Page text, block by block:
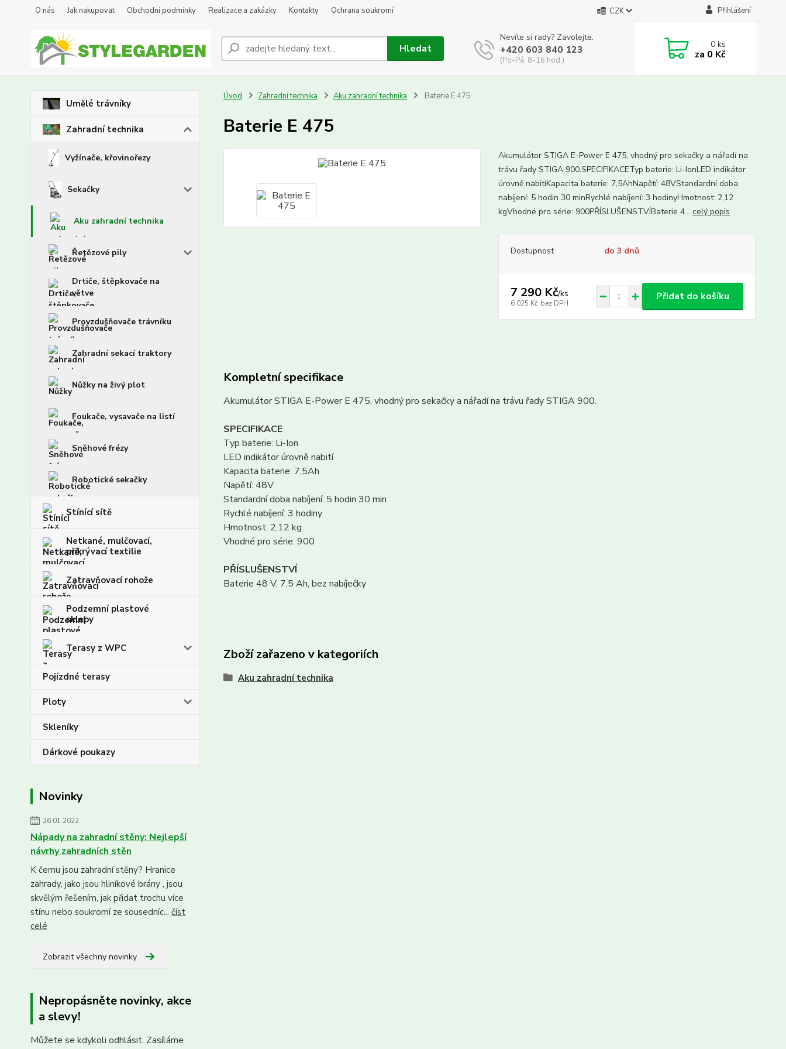
O nás Jak nakupovat Obchodní podmínky Realizace a zakázky Kontakty Ochrana soukromí CZK Přihlášení
Hledat
Nevíte si rady? Zavolejte.
+420 603 840 123
(Po-Pá, 8-16 hod.)
0ks
za 0 Kč
Umělé trávníky
Zahradní technika
Vyžínače, křovinořezy
Sekačky
Aku zahradní technika
Řetězové pily
Drtiče, štěpkovače na
větve
Provzdušňovače trávníku
Zahradní sekací traktory
Nůžky na živý plot
Foukače, vysavače na listí
Sněhové frézy
Robotické sekačky
Stínící sítě
Netkané, mulčovací,
přikrývací textilie
Zatravňovací rohože
Podzemní plastové
sklepy
Terasy z WPC
Pojízdné terasy
Ploty
Skleníky
Dárkové poukazy
Novinky
26.01.2022
Nápady na zahradní stěny: Nejlepší
návrhy zahradních stěn
K čemu jsou zahradní stěny? Hranice
zahrady, jako jsou hliníkové brány , jsou
skvělým řešením, jak přidat trochu více
stínu nebo soukromí ze sousedníc... číst
celé
Zobrazit všechny novinky
Nepropásněte novinky, akce
a slevy!
Můžete se kdykoli odhlásit. Zasíláme
Úvod Zahradní technika Aku zahradní technika Baterie E 475
Baterie E 475
Akumulátor STIGA E-Power E 475, vhodný pro sekačky a nářadí na
trávu řady STIGA 900.SPECIFIKACETyp baterie: Li-IonLED indikátor
úrovně nabitíKapacita baterie: 7,5AhNapětí: 48VStandardní doba
nabíjení: 5 hodin 30 minRychlé nabíjení: 3 hodinyHmotnost: 2,12
kgVhodné pro série: 900PŘÍSLUŠENSTVÍBaterie 4... celý popis
Dostupnost do 3 dnů
7 290 Kč/ks
6 025 Kč bez DPH
Přidat do košíku
Kompletní specifikace
Akumulátor STIGA E-Power E 475, vhodný pro sekačky a nářadí na trávu řady STIGA 900.
SPECIFIKACE
Typ baterie: Li-Ion
LED indikátor úrovně nabití
Kapacita baterie: 7,5Ah
Napětí: 48V
Standardní doba nabíjení: 5 hodin 30 min
Rychlé nabíjení: 3 hodiny
Hmotnost: 2,12 kg
Vhodné pro série: 900
PŘÍSLUŠENSTVÍ
Baterie 48 V, 7,5 Ah, bez nabíječky
Zboží zařazeno v kategoriích
Aku zahradní technika